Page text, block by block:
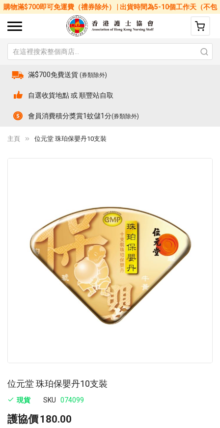
購物滿$700即可免運費（禮券除外） | 出貨時間為5-10個工作天（不包
括星期六、日及公眾假期）
滿$700免費送貨 (券類除外)
自選收貨地點 或 順豐站自取
會員消費積分獎賞1蚊儲1分(券類除外)
主頁 位元堂 珠珀保嬰丹10支裝
位元堂 珠珀保嬰丹10支裝
現貨 SKU 074099
護協價180.00